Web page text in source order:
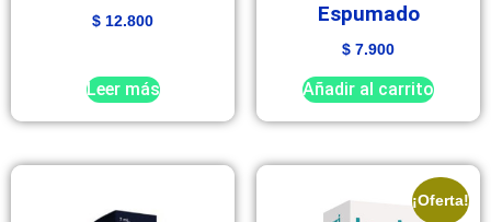
$ 12.800
Leer más
Espumado
$ 7.900
Añadir al carrito
¡Oferta!